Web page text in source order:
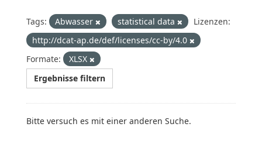
Tags: Abwasser statistical data
Lizenzen:
http://dcat-ap.de/def/licenses/cc-by/4.0
Formate:
XLSX
Ergebnisse filtern
Bitte versuch es mit einer anderen Suche.